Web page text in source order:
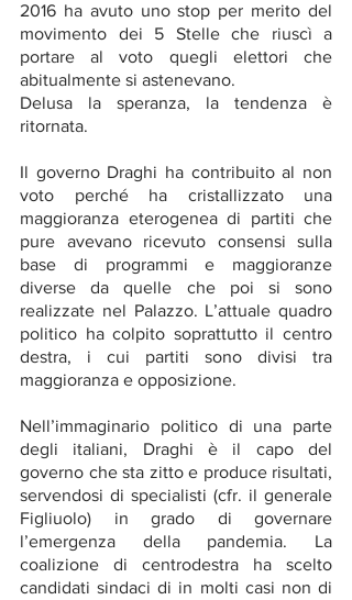
2016 ha avuto uno stop per merito del
movimento dei 5 Stelle che riuscì a
portare al voto quegli elettori che
abitualmente si astenevano.
Delusa la speranza, la tendenza è
ritornata.
Il governo Draghi ha contribuito al non
voto perché ha cristallizzato una
maggioranza eterogenea di partiti che
pure avevano ricevuto consensi sulla
base di programmi e maggioranze
diverse da quelle che poi si sono
realizzate nel Palazzo. L’attuale quadro
politico ha colpito soprattutto il centro
destra, i cui partiti sono divisi tra
maggioranza e opposizione.
Nell’immaginario politico di una parte
degli italiani, Draghi è il capo del
governo che sta zitto e produce risultati,
servendosi di specialisti (cfr. il generale
Figliuolo) in grado di governare
l’emergenza della pandemia. La
coalizione di centrodestra ha scelto
candidati sindaci di in molti casi non di